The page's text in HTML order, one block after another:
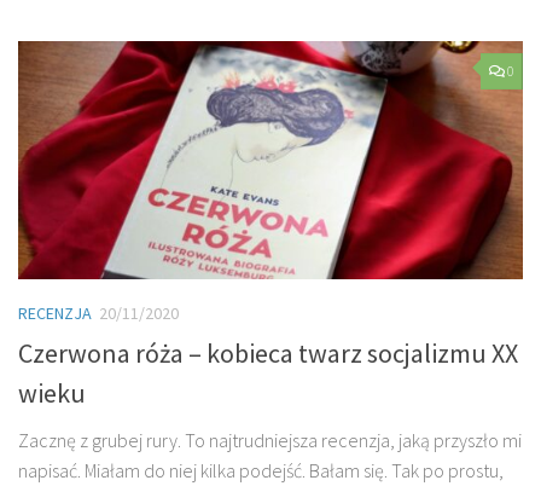
0
RECENZJA 20/11/2020
Czerwona róża – kobieca twarz socjalizmu XX
wieku
Zacznę z grubej rury. To najtrudniejsza recenzja, jaką przyszło mi
napisać. Miałam do niej kilka podejść. Bałam się. Tak po prostu,